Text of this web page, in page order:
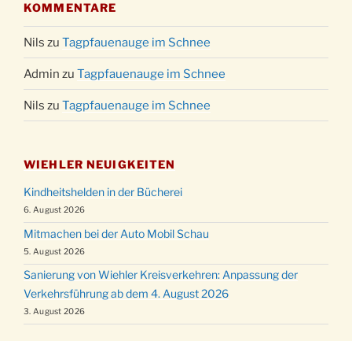
KOMMENTARE
Nils zu Tagpfauenauge im Schnee
Admin zu Tagpfauenauge im Schnee
Nils zu Tagpfauenauge im Schnee
WIEHLER NEUIGKEITEN
Kindheitshelden in der Bücherei
6. August 2026
Mitmachen bei der Auto Mobil Schau
5. August 2026
Sanierung von Wiehler Kreisverkehren: Anpassung der
Verkehrsführung ab dem 4. August 2026
3. August 2026